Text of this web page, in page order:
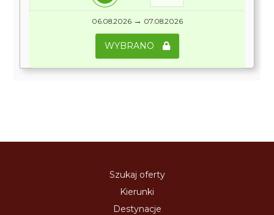
06.08.2026 → 07.08.2026
WYBRANO
Szukaj oferty
Kierunki
Destynacje